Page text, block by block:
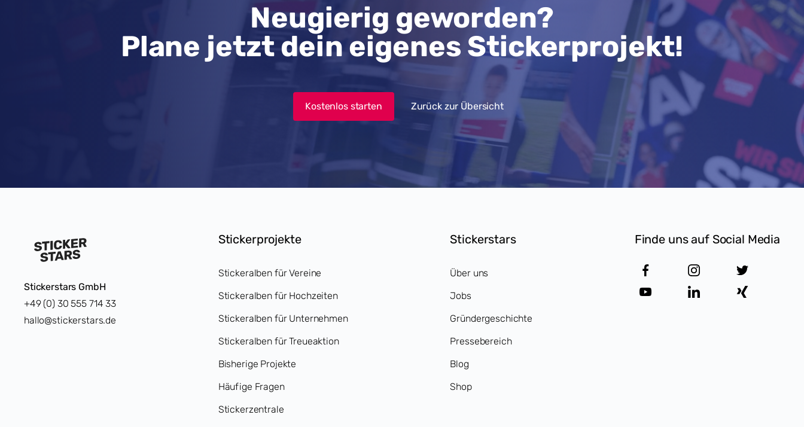
Neugierig geworden?
Plane jetzt dein eigenes Stickerprojekt!
Kostenlos starten Zurück zur Übersicht
Stickerstars GmbH
+49 (0) 30 555 714 33
hallo@stickerstars.de
Stickerprojekte
Stickeralben für Vereine
Stickeralben für Hochzeiten
Stickeralben für Unternehmen
Stickeralben für Treueaktion
Bisherige Projekte
Häufige Fragen
Stickerzentrale
Stickerstars
Über uns
Jobs
Gründergeschichte
Pressebereich
Blog
Shop
Finde uns auf Social Media